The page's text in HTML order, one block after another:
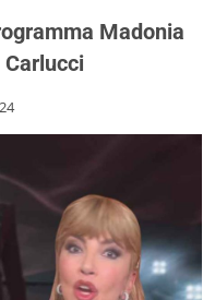
Madonia